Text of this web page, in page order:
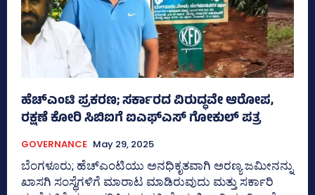
ಹೆಚ್‌ಎಂಟಿ ಪ್ರಕರಣ; ಸರ್ಕಾರದ ವಿರುದ್ಧವೇ ಆರೋಪ,
ರಕ್ಷಣೆ ಕೋರಿ ಸಿಬಿಐಗೆ ಐಎಫ್‌ಎಸ್‌ ಗೋಕುಲ್‌ ಪತ್ರ
GOVERNANCE May 29, 2025
ಬೆಂಗಳೂರು; ಹೆಚ್‌ಎಂಟಿಯು ಅನಧಿಕೃತವಾಗಿ ಅರಣ್ಯ ಜಮೀನನ್ನು
ಖಾಸಗಿ ಸಂಸ್ಥೆಗಳಿಗೆ ಮಾರಾಟ ಮಾಡಿರುವುದು ಮತ್ತು ಸರ್ಕಾರಿ